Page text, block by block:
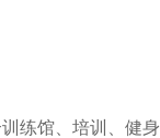
练馆、培训、健